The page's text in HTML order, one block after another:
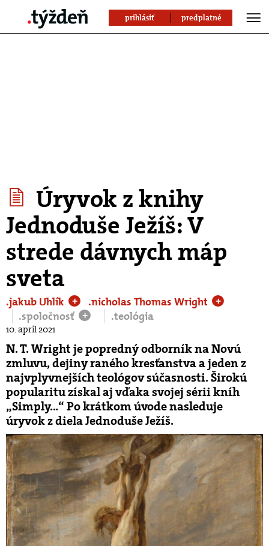
prihlásiť predplatné
Úryvok z knihy
Jednoduše Ježíš: V
strede dávnych máp
sveta
.jakub Uhlík + .nicholas Thomas Wright +
.spoločnosť + .teológia
10. apríl 2021
N. T. Wright je popredný odborník na Novú
zmluvu, dejiny raného kresťanstva a jeden z
najvplyvnejších teológov súčasnosti. Širokú
popularitu získal aj vďaka svojej sérii kníh
„Simply...“ Po krátkom úvode nasleduje
úryvok z diela Jednoduše Ježíš.